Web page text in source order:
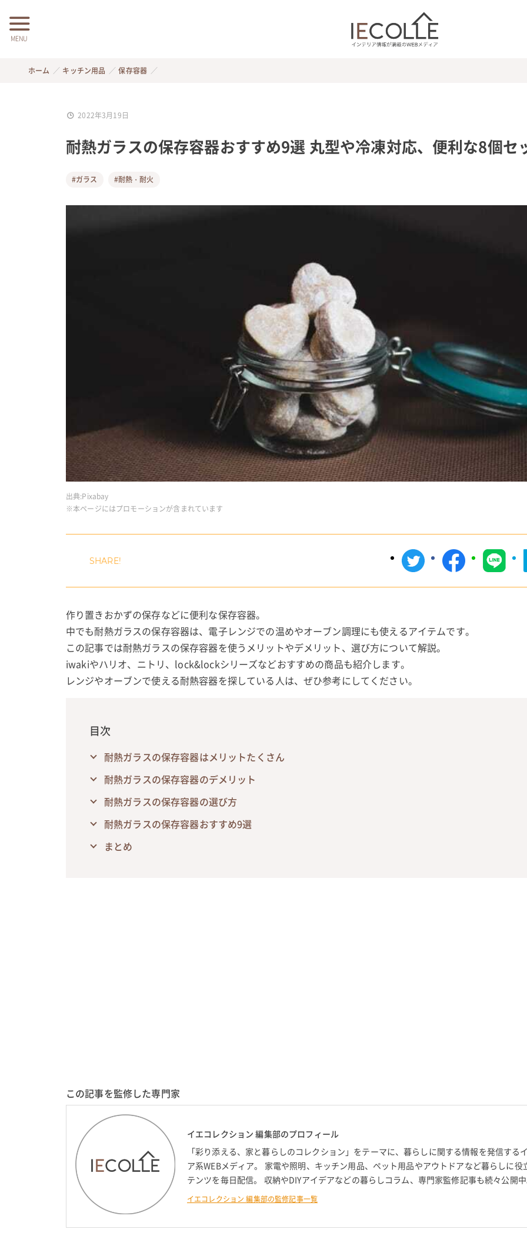
MENU
ホーム キッチン用品 保存容器
2022年3月19日
耐熱ガラスの保存容器おすすめ9選 丸型や冷凍対応、便利な8個セ
#ガラス #耐熱・耐火
出典:Pixabay
※本ページにはプロモーションが含まれています
作り置きおかずの保存などに便利な保存容器。
中でも耐熱ガラスの保存容器は、電子レンジでの温めやオーブン調理にも使えるアイテムです。
この記事では耐熱ガラスの保存容器を使うメリットやデメリット、選び方について解説。
iwakiやハリオ、ニトリ、lock&lockシリーズなどおすすめの商品も紹介します。
レンジやオーブンで使える耐熱容器を探している人は、ぜひ参考にしてください。
目次
耐熱ガラスの保存容器はメリットたくさん
耐熱ガラスの保存容器のデメリット
耐熱ガラスの保存容器の選び方
耐熱ガラスの保存容器おすすめ9選
まとめ
この記事を監修した専門家
イエコレクション 編集部のプロフィール
「彩り添える、家と暮らしのコレクション」をテーマに、暮らしに関する情報を発信する
ア系WEBメディア。 家電や照明、キッチン用品、ペット用品やアウトドアなど暮らしに役
テンツを毎日配信。 収納やDIYアイデアなどの暮らしコラム、専門家監修記事も続々公開中
イエコレクション 編集部の監修記事一覧